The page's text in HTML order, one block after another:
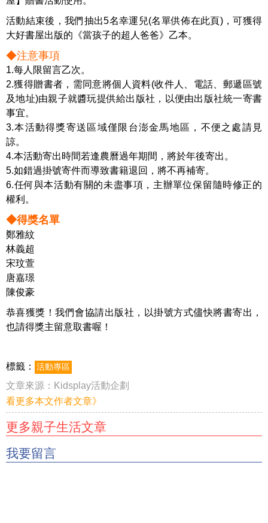
活動結束後，我們抽出5名幸運兒(名單供佈在此頁)，可獲得
大好書屋出版的《當孩子的超人爸爸》乙本。
◆注意事項
1.每人限留言乙次。
2.獲得贈書者，需同意將個人資料(收件人、電話、郵遞區號
及地址)由親子就醬玩提供給出版社，以便由出版社統一寄書
事宜。
3.本活動得獎寄送區域僅限台澎金馬地區，不便之處請見
諒。
4.本活動寄出時間若逢農曆過年期間，將於年後寄出。
5.如錯過掛號寄件而導致書籍退回，將不再補寄。
6.任何與本活動有關的未盡事項，主辦單位保留隨時修正的
權利。
◆得獎名單
鄭雅紋
林義超
宋玟萱
唐嘉璟
陳俊豪
恭喜獲獎！我們會協請出版社，以掛號方式儘快將書寄出，
也請得獎主留意取書喔！
標籤： 活動專區
文章來源： Kidsplay活動企劃
看更多本文作者文章》
更多親子生活文章
我要留言